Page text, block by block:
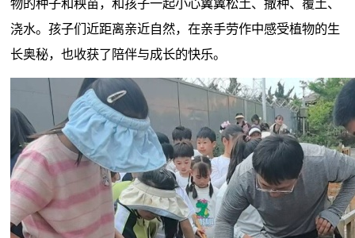
浇水。孩子们近距离亲近自然，在亲手劳作中感受植物的生
长奥秘，也收获了陪伴与成长的快乐。